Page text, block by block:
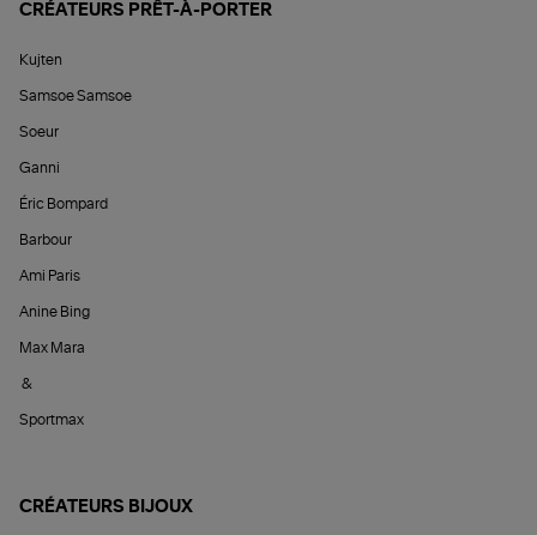
CRÉATEURS PRÊT-À-PORTER
Kujten
Samsoe Samsoe
Soeur
Ganni
Éric Bompard
Barbour
Ami Paris
Anine Bing
Max Mara
&
Sportmax
CRÉATEURS BIJOUX